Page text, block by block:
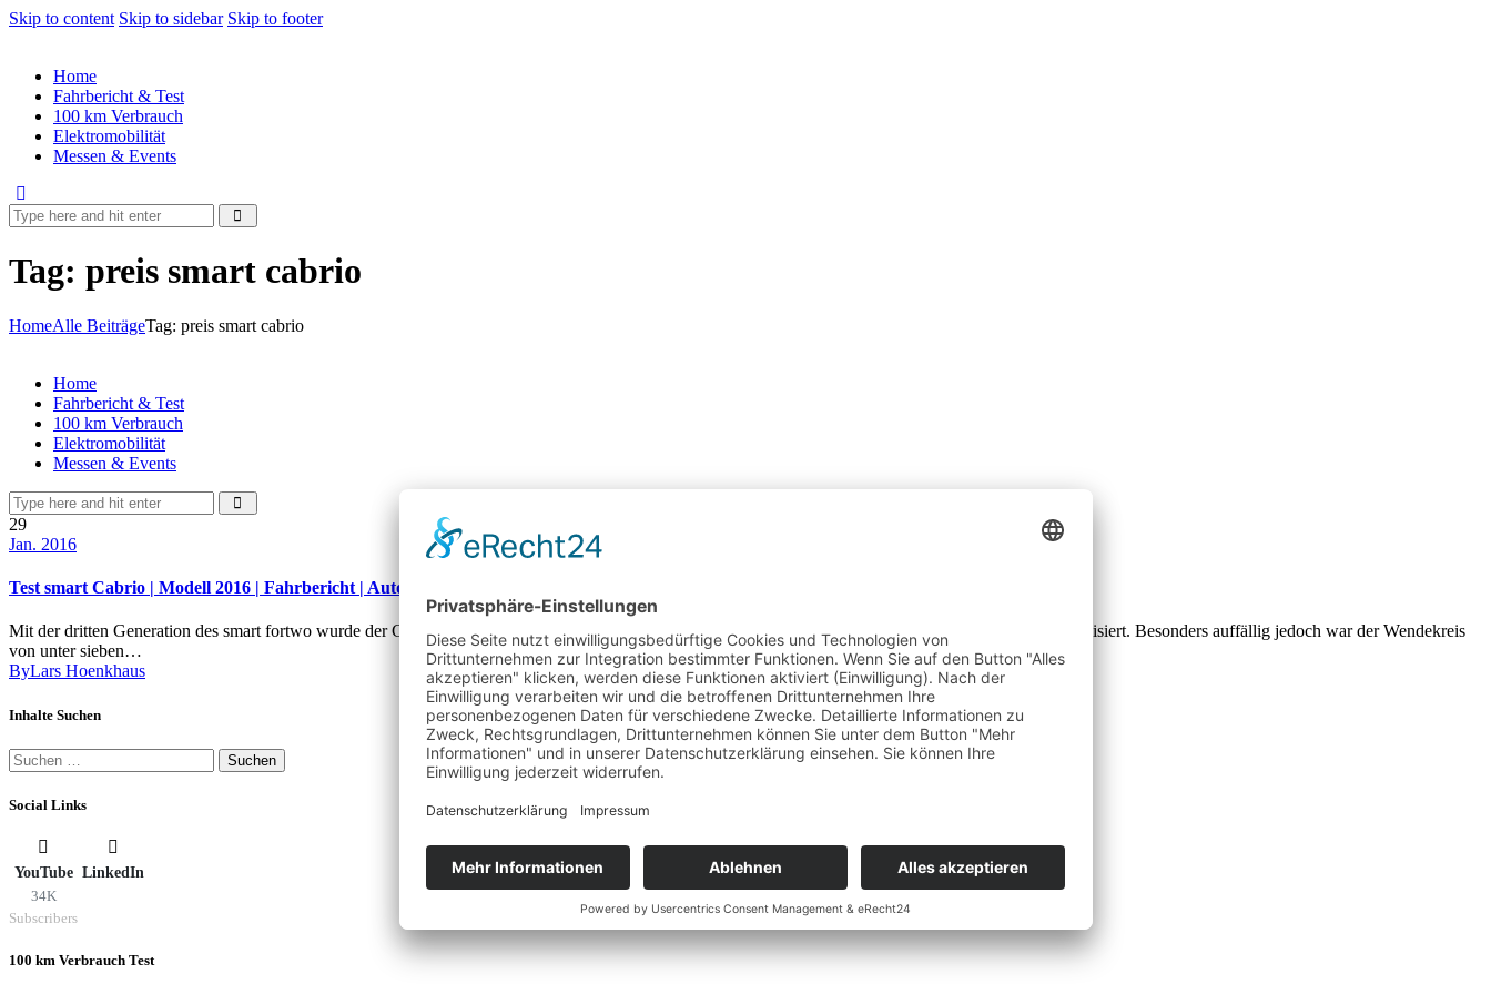
Skip to content Skip to sidebar Skip to footer
Home
Fahrbericht & Test
100 km Verbrauch
Elektromobilität
Messen & Events
Tag: preis smart cabrio
HomeAlle BeiträgeTag: preis smart cabrio
Home
Fahrbericht & Test
100 km Verbrauch
Elektromobilität
Messen & Events
29
Jan. 2016
Test smart Cabrio | Modell 2016 | Fahrbericht | Auto | Deutsch
Mit der dritten Generation des smart fortwo wurde der Cityflitzer deutlich komfortabler. Auch die Antriebe und Assistenzsysteme des smart wurden modernisiert. Besonders auffällig jedoch war der Wendekreis
von unter sieben…
ByLars Hoenkhaus
Inhalte Suchen
Suchen
nach:
Social Links
YouTube
34K
Subscribers
LinkedIn
100 km Verbrauch Test